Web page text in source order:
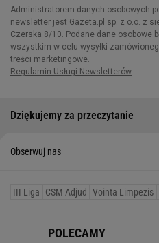
Dziękujemy za przeczytanie
Obserwuj nas
III Liga CSM Adjud Vointa Limpezis
POLECAMY